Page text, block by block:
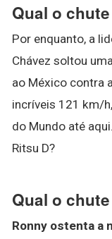
Qual o
Por enquanto, a
Chávez soltou
ao México contra
incríveis 121 km/
do Mundo até
Ritsu D?
Qual o
Ronny ostenta a